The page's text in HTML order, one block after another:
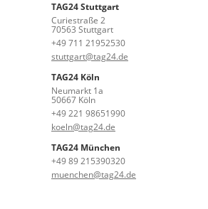
TAG24 Stuttgart
Curiestraße 2
70563 Stuttgart
+49 711 21952530
stuttgart@tag24.de
TAG24 Köln
Neumarkt 1a
50667 Köln
+49 221 98651990
koeln@tag24.de
TAG24 München
+49 89 215390320
muenchen@tag24.de